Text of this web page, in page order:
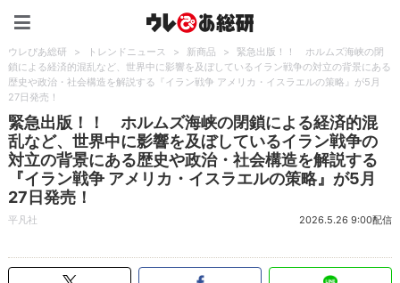
ウレぴあ総研 > トレンドニュース > 新商品 >
緊急出版！！ ホルムズ海峡の閉
鎖による経済的混乱など、世界中に影響を及ぼしているイラン戦争の対立の背景にある
歴史や政治・社会構造を解説する『イラン戦争 アメリカ・イスラエルの策略』が5月
27日発売！
緊急出版！！ ホルムズ海峡の閉鎖による経済的混
乱など、世界中に影響を及ぼしているイラン戦争の
対立の背景にある歴史や政治・社会構造を解説する
『イラン戦争 アメリカ・イスラエルの策略』が5月
27日発売！
平凡社 2026.5.26 9:00配信